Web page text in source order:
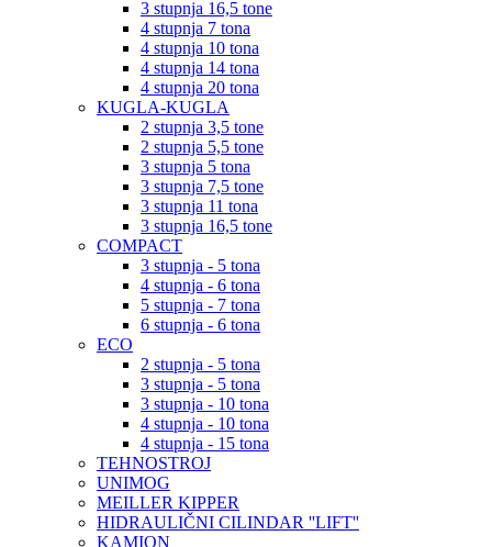
3 stupnja 16,5 tone
4 stupnja 7 tona
4 stupnja 10 tona
4 stupnja 14 tona
4 stupnja 20 tona
KUGLA-KUGLA
2 stupnja 3,5 tone
2 stupnja 5,5 tone
3 stupnja 5 tona
3 stupnja 7,5 tone
3 stupnja 11 tona
3 stupnja 16,5 tone
COMPACT
3 stupnja - 5 tona
4 stupnja - 6 tona
5 stupnja - 7 tona
6 stupnja - 6 tona
ECO
2 stupnja - 5 tona
3 stupnja - 5 tona
3 stupnja - 10 tona
4 stupnja - 10 tona
4 stupnja - 15 tona
TEHNOSTROJ
UNIMOG
MEILLER KIPPER
HIDRAULIČNI CILINDAR ''LIFT''
KAMION